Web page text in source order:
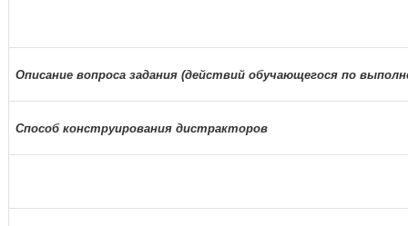
Описание вопроса задания (действий обучающегося по
Способ конструирования дистракторов